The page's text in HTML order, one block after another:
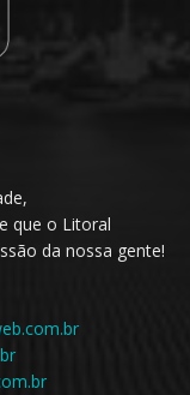
que o Litoral
da nossa gente!